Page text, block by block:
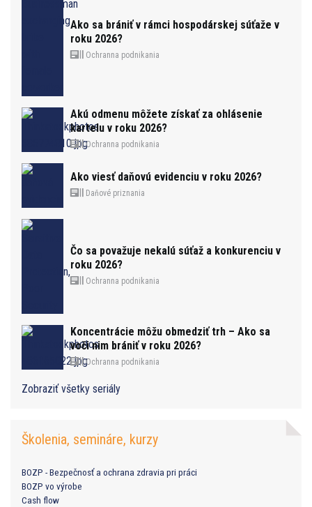
Ako sa brániť v rámci hospodárskej súťaže v
roku 2026?
Ochranna podnikania
Akú odmenu môžete získať za ohlásenie
kartelu v roku 2026?
Ochranna podnikania
Ako viesť daňovú evidenciu v roku 2026?
Daňové priznania
Čo sa považuje nekalú súťaž a konkurenciu v
roku 2026?
Ochranna podnikania
Koncentrácie môžu obmedziť trh – Ako sa
voči nim brániť v roku 2026?
Ochranna podnikania
Zobraziť všetky seriály
Školenia, semináre, kurzy
BOZP - Bezpečnosť a ochrana zdravia pri práci
BOZP vo výrobe
Cash flow